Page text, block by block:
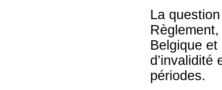
La
Belgique
d’invalidité
périodes.